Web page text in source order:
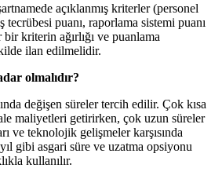
açıklanmış kriterler (personel
tecrübesi puanı, raporlama sistemi puanı
kriterin ağırlığı ve puanlama
ilan edilmelidir.
olmalıdır?
değişen süreler tercih edilir. Çok kısa
maliyetleri getirirken, çok uzun süreler
ve teknolojik gelişmeler karşısında
gibi asgari süre ve uzatma opsiyonu
kullanılır.